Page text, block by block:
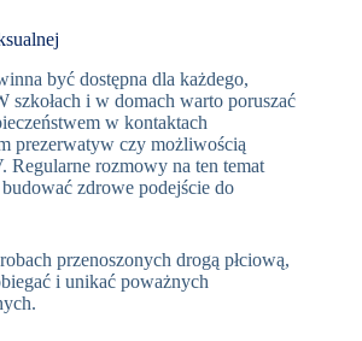
być dostępna dla każdego,
szkołach i w domach warto poruszać
w kontaktach
prezerwatyw czy możliwością
Regularne rozmowy na ten temat
zdrowe podejście do
przenoszonych drogą płciową,
i unikać poważnych